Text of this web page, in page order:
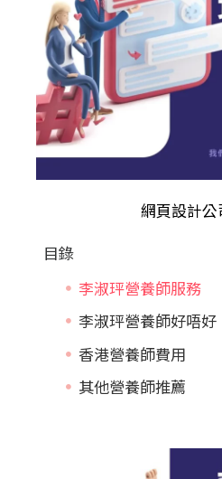
網頁設計公
目錄
李淑玶營養師服務
李淑玶營養師好唔好
香港營養師費用
其他營養師推薦